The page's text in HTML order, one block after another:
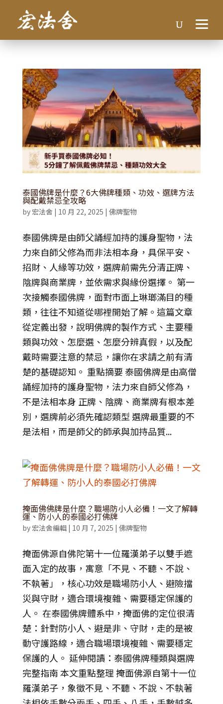
泰國佛牌是什麼？6大佛牌種類、功效、選牌方法
與配戴禁忌全攻略
by 宏法舍 | 10 月 22, 2025 | 佛牌聖物
泰國佛牌是由師父誦經加持的護身聖物，法
力來自師父修為而非法相本身，具保平安、
招財、人緣等功效，選牌前需先分清正牌、
陰牌與商業牌，並依需求與緣份選擇。 第一
次接觸泰國佛牌，面對市面上琳瑯滿目的種
類，往往不知道從哪裡開始了解。這篇文章
從定義出發，說明佛牌的製作方式、主要種
類與功效、怎麼選、怎麼分辨真假，以及配
戴時需要注意的禁忌，讓你在求請之前有清
楚的基礎認知。 重點摘要 泰國佛牌是由高僧
誦經加持的護身聖物，法力來自師父修為，
不是法相本身 正牌、陰牌、商業牌有根本差
別，選牌前必須先確認類型 選牌最重要的不
是法相，而是師父的師承與加持品質...
掩面佛佛牌是什麼？職場防小人必備！一文了解轉
運、防小人的泰國必打佛牌
by 宏法舍編輯| 10 月 7, 2025 | 佛牌聖物
掩面佛源自佛陀第十一位羅漢弟子以雙手遮
面入定的故事，寓意「不見、不聽、不說、
不執著」，核心功效是職場防小人、避險擋
災與守財，適合環境複雜、需要穩定保護的
人。 在泰國佛牌體系中，掩面佛的定位很清
楚：針對防小人、避是非、守財，走的是被
動守護路線，適合職場環境複雜、需要穩定
保護的人。 延伸閱讀：泰國佛牌種類與選牌
完整指南 本文重點整理 掩面佛源自第十一位
羅漢弟子，象徵不見、不聽、不說、不執著